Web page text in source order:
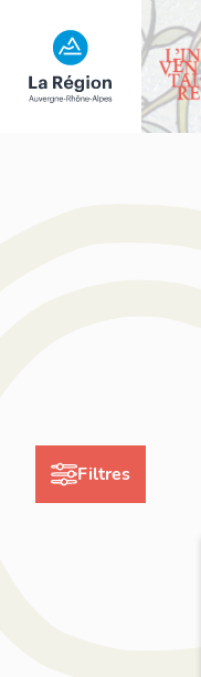
Filtres